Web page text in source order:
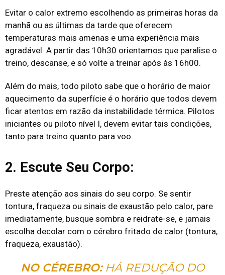
Evitar o calor extremo escolhendo as primeiras horas da
manhã ou as últimas da tarde que oferecem
temperaturas mais amenas e uma experiência mais
agradável. A partir das 10h30 orientamos que paralise o
treino, descanse, e só volte a treinar após às 16h00.
Além do mais, todo piloto sabe que o horário de maior
aquecimento da superfície é o horário que todos devem
ficar atentos em razão da instabilidade térmica. Pilotos
iniciantes ou piloto nível I, devem evitar tais condições,
tanto para treino quanto para voo.
2. Escute Seu Corpo:
Preste atenção aos sinais do seu corpo. Se sentir
tontura, fraqueza ou sinais de exaustão pelo calor, pare
imediatamente, busque sombra e reidrate-se, e jamais
escolha decolar com o cérebro fritado de calor (tontura,
fraqueza, exaustão).
NO CÉREBRO:HÁ REDUÇÃO DO